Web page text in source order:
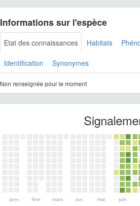
Informations sur l'espèce
Etat des connaissances Habitats
Identification Synonymes
Non renseignée pour le moment
janv. févr. mars avr. mai juin